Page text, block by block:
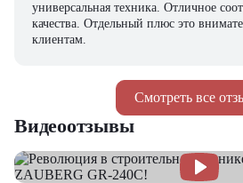
Смотреть все
универсальная техника. Отличное
качества. Отдельный плюс это
клиентам.
Видеоотзывы